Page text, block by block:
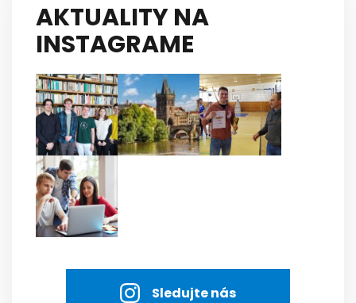
AKTUALITY NA
INSTAGRAME
Sledujte nás